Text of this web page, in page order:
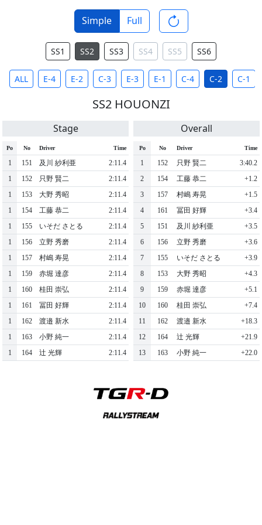
Simple Full
SS1 SS2 SS3 SS4 SS5 SS6
ALL E-4 E-2 C-3 E-3 E-1 C-4 C-2 C-1
SS2 HOUONZI
Stage
Po No Driver Time
1 151 及川 紗利亜
2:11.4
1
152 只野 賢二
2:11.4
1
153 大野 秀昭
2:11.4
1
154 工藤 恭二
2:11.4
1
155 いそだ さとる
2:11.4
1
156 立野 秀磨
2:11.4
1
157 村嶋 寿晃
2:11.4
1
159 赤堀 達彦
2:11.4
1
160 桂田 崇弘
2:11.4
1
161 冨田 好輝
2:11.4
1
162 渡邉 新水
2:11.4
1
163 小野 純一
2:11.4
1
164 辻 光輝 2:11.4
Overall
Po No Driver Time
1 152 只野 賢二
3:40.2
2
154 工藤 恭二
+1.2
3
157 村嶋 寿晃
+1.5
4
161 冨田 好輝
+3.4
5
151 及川 紗利亜
+3.5
6
156 立野 秀磨
+3.6
7
155 いそだ さとる
+3.9
8
153 大野 秀昭
+4.3
9
159 赤堀 達彦
+5.1
10
160 桂田 崇弘
+7.4
11
162 渡邉 新水
+18.3
12
164 辻 光輝
+21.9
13
163 小野 純一 +22.0